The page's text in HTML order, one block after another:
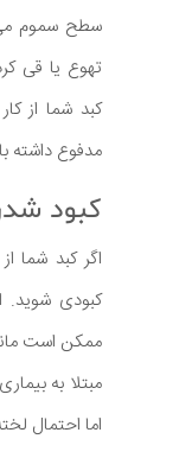
سطح سموم می
تهوع یا قی
کبد شما از
مدفوع داشته
کبود
اگر کبد شما
کبودی شوید.
ممکن است
مبتلا به
اما احتمال